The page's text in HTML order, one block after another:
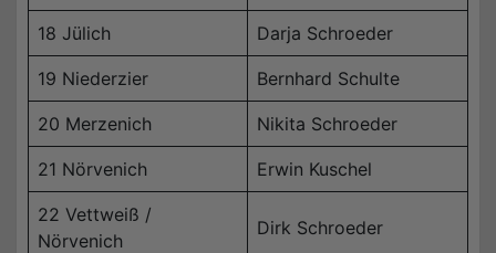
18 Jülich Darja Schroeder
19 Niederzier Bernhard Schulte
20 Merzenich Nikita Schroeder
21 Nörvenich Erwin Kuschel
22 Vettweiß /
Nörvenich
Dirk Schroeder